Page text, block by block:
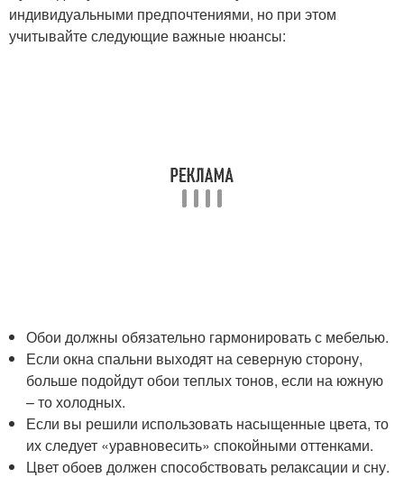
индивидуальными предпочтениями, но при этом
учитывайте следующие важные нюансы:
Обои должны обязательно гармонировать с мебелью.
Если окна спальни выходят на северную сторону,
больше подойдут обои теплых тонов, если на южную
– то холодных.
Если вы решили использовать насыщенные цвета, то
их следует «уравновесить» спокойными оттенками.
Цвет обоев должен способствовать релаксации и сну.